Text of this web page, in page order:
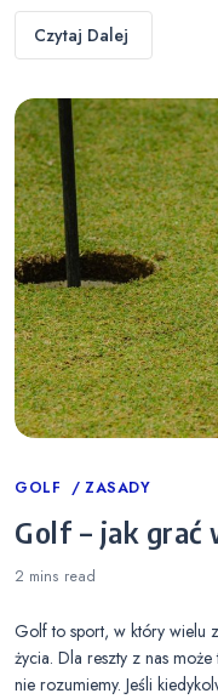
Czytaj Dalej
Categories
GOLF ZASADY
Golf – jak grać
2 mins read
Golf to sport, w który wielu
życia. Dla reszty z nas
nie rozumiemy. Jeśli